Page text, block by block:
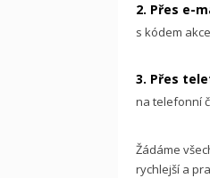
2. Přes e-
s kódem akce
3. Přes
na telefonní
Žádáme
rychlejší a